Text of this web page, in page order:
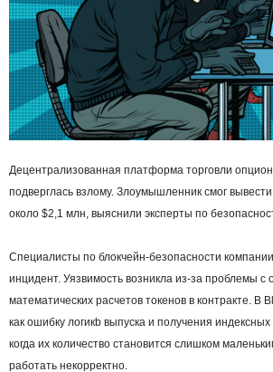
Децентрализованная платформа торговли
подверглась взлому. Злоумышленник смог
около $2,1 млн, выяснили эксперты по
Специалисты по блокчейн-безопасности
инцидент. Уязвимость возникла из-за проблемы c
математических расчетов токенов в контракте. В
как ошибку логикb выпуска и получения
когда их количество становится слишком
работать некорректно.